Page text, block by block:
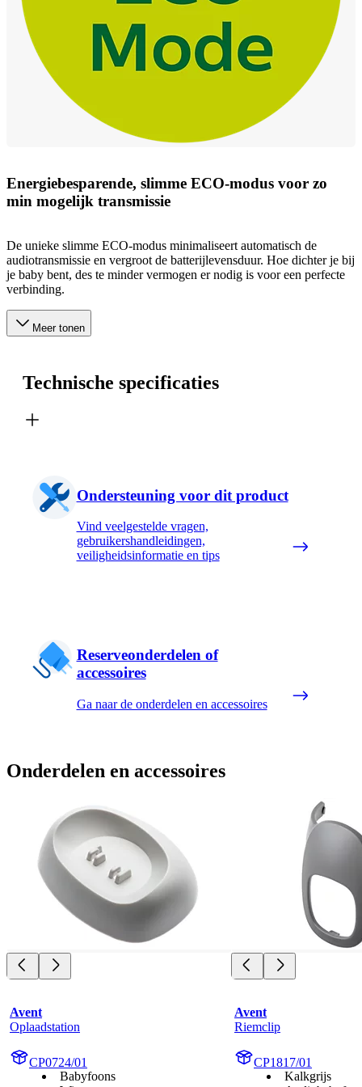
Energiebesparende, slimme ECO-modus voor zo
min mogelijk transmissie
De unieke slimme ECO-modus minimaliseert automatisch de
audiotransmissie en vergroot de batterijlevensduur. Hoe dichter je bij
je baby bent, des te minder vermogen er nodig is voor een perfecte
verbinding.
Meer tonen
Technische specificaties
Ondersteuning voor dit product
Vind veelgestelde vragen,
gebruikershandleidingen,
veiligheidsinformatie en tips
Reserveonderdelen of
accessoires
Ga naar de onderdelen en accessoires
Onderdelen en accessoires
Avent
Oplaadstation
CP0724/01
Babyfoons
Avent
Riemclip
CP1817/01
Kalkgrijs